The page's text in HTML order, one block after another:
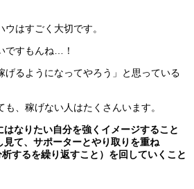
はすごく大切です。
ですもんね…！
げるようになってやろう」と思っている
、稼げない人はたくさんいます。
はなりたい自分を強くイメージすること
見て、サポーターとやり取りを重ね
するを繰り返すこと）を回していくこと